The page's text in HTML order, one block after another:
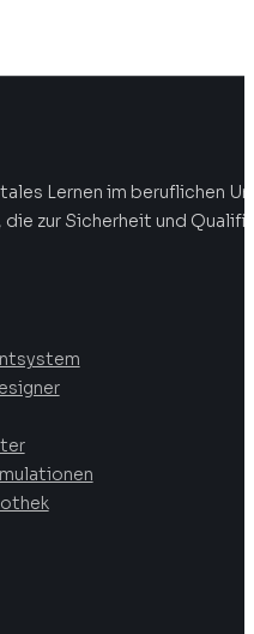
Lernen im beruflichen
die zur Sicherheit und